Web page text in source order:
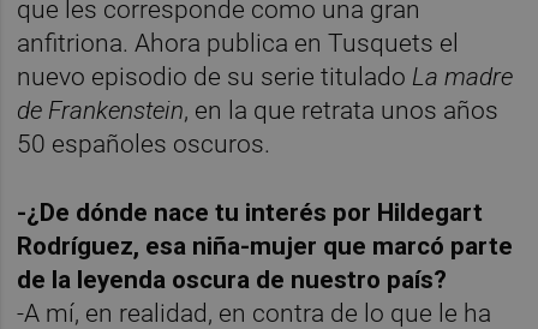
que les corresponde como una gran
anfitriona. Ahora publica en Tusquets el
nuevo episodio de su serie titulado La madre
de Frankenstein, en la que retrata unos años
50 españoles oscuros.
-¿De dónde nace tu interés por Hildegart
Rodríguez, esa niña-mujer que marcó parte
de la leyenda oscura de nuestro país?
-A mí, en realidad, en contra de lo que le ha